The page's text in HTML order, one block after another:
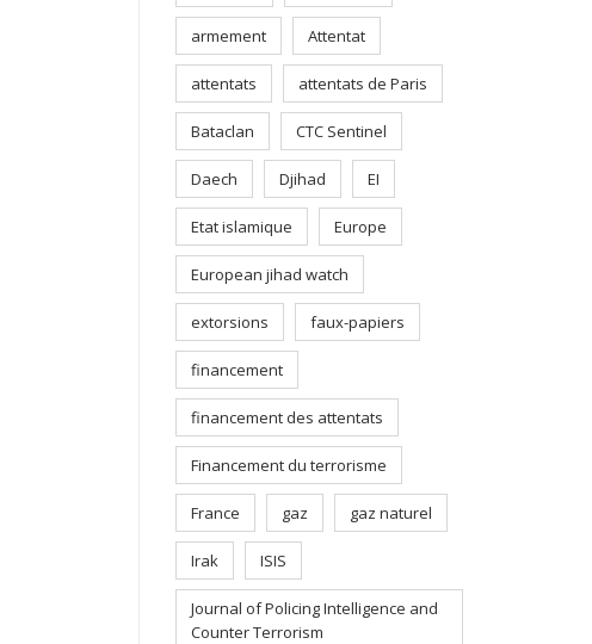
armement Attentat
attentats attentats de Paris
Bataclan CTC Sentinel
Daech Djihad EI
Etat islamique Europe
European jihad watch
extorsions faux-papiers
financement
financement des attentats
Financement du terrorisme
France gaz gaz naturel
Irak ISIS
Journal of Policing Intelligence and
Counter Terrorism